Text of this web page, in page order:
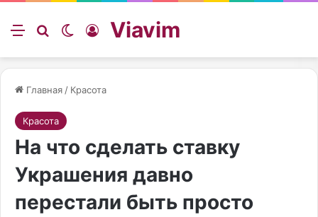
Меню ИскатьSwitch skin
Войти
Viavim
Главная / Красота
Красота
На что сделать ставку
Украшения давно
перестали быть просто